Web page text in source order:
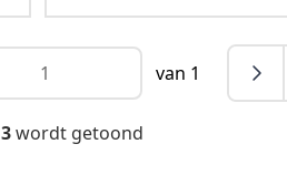
van 1
3wordt getoond